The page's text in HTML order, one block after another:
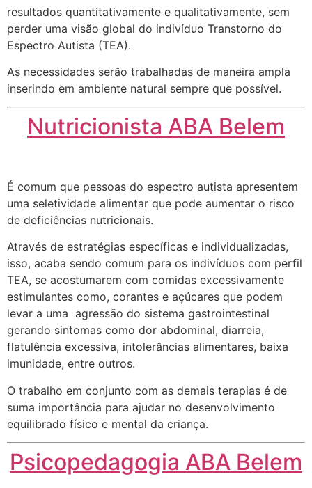
resultados quantitativamente e qualitativamente, sem
perder uma visão global do indivíduo Transtorno do
Espectro Autista (TEA).
As necessidades serão trabalhadas de maneira ampla
inserindo em ambiente natural sempre que possível.
Nutricionista ABA Belem
É comum que pessoas do espectro autista apresentem
uma seletividade alimentar que pode aumentar o risco
de deficiências nutricionais.
Através de estratégias específicas e individualizadas,
isso, acaba sendo comum para os indivíduos com perfil
TEA, se acostumarem com comidas excessivamente
estimulantes como, corantes e açúcares que podem
levar a uma agressão do sistema gastrointestinal
gerando sintomas como dor abdominal, diarreia,
flatulência excessiva, intolerâncias alimentares, baixa
imunidade, entre outros.
O trabalho em conjunto com as demais terapias é de
suma importância para ajudar no desenvolvimento
equilibrado físico e mental da criança.
Psicopedagogia ABA Belem